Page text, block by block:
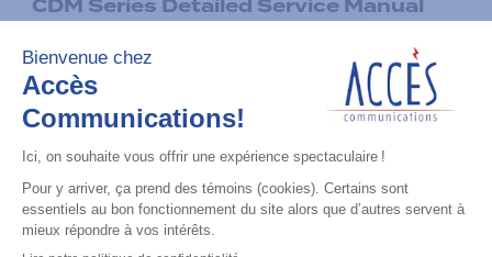
CDM Series Detailed Service Manual
Ajouter à la liste